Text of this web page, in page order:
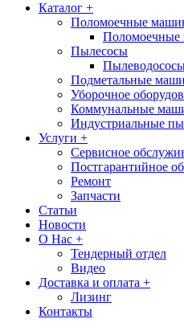
Каталог +
Поломоечные
Пылесосы
Подметальные
Уборочное
Коммунальные
Индустриальные
Услуги +
Сервисное
Постгарантийное
Ремонт
Запчасти
Статьи
Новости
О Нас +
Тендерный отдел
Видео
Доставка и оплата +
Лизинг
Контакты